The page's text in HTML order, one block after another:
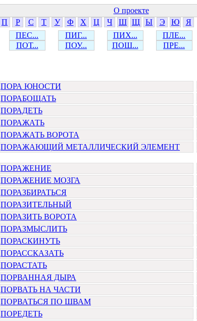
О проекте
П Р С Т У Ф Х Ц Ч Ш Щ Ы Э Ю
Я
ПЕС... ПИГ... ПИХ... ПЛЕ...
ПОТ... ПОУ... ПОШ... ПРЕ...
ПОРА ЮНОСТИ
ПОРАБОЩАТЬ
ПОРАДЕТЬ
ПОРАЖАТЬ
ПОРАЖАТЬ ВОРОТА
ПОРАЖАЮЩИЙ МЕТАЛЛИЧЕСКИЙ ЭЛЕМЕНТ
ПОРАЖЕНИЕ
ПОРАЖЕНИЕ МОЗГА
ПОРАЗБИРАТЬСЯ
ПОРАЗИТЕЛЬНЫЙ
ПОРАЗИТЬ ВОРОТА
ПОРАЗМЫСЛИТЬ
ПОРАСКИНУТЬ
ПОРАССКАЗАТЬ
ПОРАСТАТЬ
ПОРВАННАЯ ДЫРА
ПОРВАТЬ НА ЧАСТИ
ПОРВАТЬСЯ ПО ШВАМ
ПОРЕДЕТЬ